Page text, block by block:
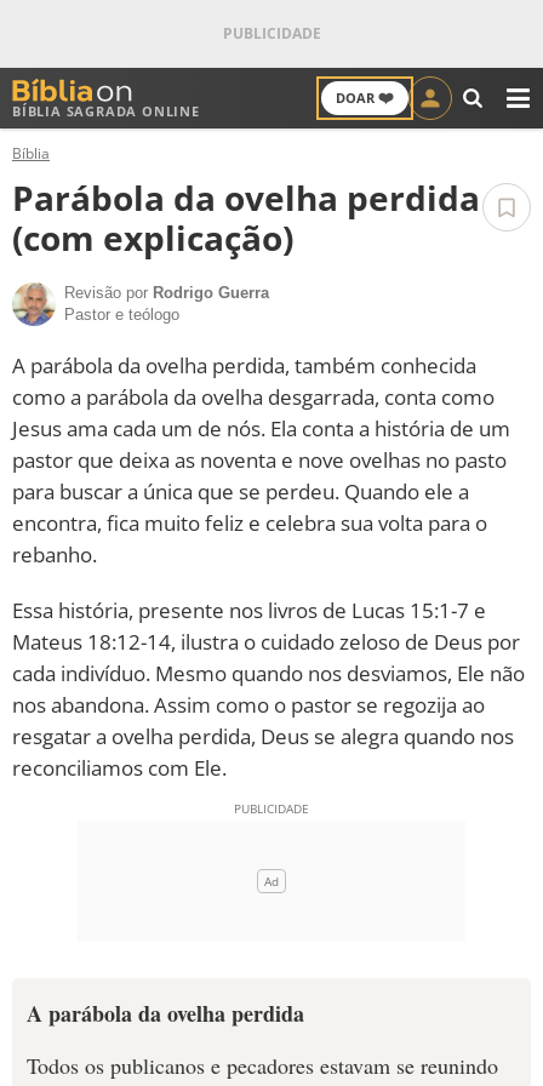
BÍBLIA SAGRADA ONLINE
DOAR ❤️
ANTIGO TESTAMENTO
NOVO TESTAMENTO
VERSÍCULOS
PALAVRA DO DIA
SALMO DO DIA
DEVOCIONAL DIÁRIO
ESTUDOS BÍBLICOS
ESBOÇOS DE PREGAÇÃO
TEMAS
LOJA BÍBLIAON
Bíblia
Parábola da ovelha perdida
(com explicação)
Revisão por Rodrigo Guerra
Pastor e teólogo
A parábola da ovelha perdida, também conhecida
como a parábola da ovelha desgarrada, conta como
Jesus ama cada um de nós. Ela conta a história de um
pastor que deixa as noventa e nove ovelhas no pasto
para buscar a única que se perdeu. Quando ele a
encontra, fica muito feliz e celebra sua volta para o
rebanho.
Essa história, presente nos livros de Lucas 15:1-7 e
Mateus 18:12-14, ilustra o cuidado zeloso de Deus por
cada indivíduo. Mesmo quando nos desviamos, Ele não
nos abandona. Assim como o pastor se regozija ao
resgatar a ovelha perdida, Deus se alegra quando nos
reconciliamos com Ele.
A parábola da ovelha perdida
Todos os publicanos e pecadores estavam se reunindo